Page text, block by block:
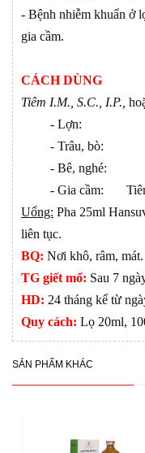
- Bệnh nhiễm khuẩn ở
gia cầm.
CÁCH DÙNG
Tiêm I.M., S.C., I.P.,
- Lợn: 1
- Trâu, bò: 1
- Bê, nghé: 1
- Gia cầm: Tiêm
Uống: Pha 25ml
liên tục.
BQ: Nơi khô, râm, mát.
TG giết mổ: Sau 7
HD: 24 tháng kể từ
Quy cách: Lọ 20ml,
SẢN PHẨM KHÁC